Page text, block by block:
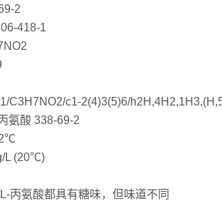
2
418-1
C3H7NO2/c1-2(4)3(5)6/
氨酸 338-69-2
L (20℃)
丙氨酸都具有糖味，但味道不同